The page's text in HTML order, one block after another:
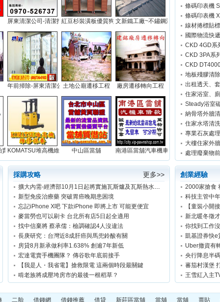
屏東清潔公司-清潔打蠟...紅豆杉裝潢板優質狗屋...文新鐵工廠~不鏽鋼浪板...
年前掃除-屏東清潔公司...土地公廟遷移工程 廠房遷移轉向工程
賣網站...
KOMATSU堆高機維修保養...中山區當舖 南港區當舖汽車機車借款免留車...
條碼印表機
條碼印表機
線材捲標貼
國際物流快遞
CKD 4GD系
CKD 3PA系
CKD
地板殘膠清除
出租透天、
住家浴室、
Steady浴室
納骨塔外牆
住家水塔清洗
專業石灰處理
大樓住家外
處理廢棄物
採購攻略 更多>>
擴大內需-經濟部10月1日起將實施瓦斯爐及瓦斯熱水器「節氣」補助
新型免疫治療藥 突破胃癌晚期患困境
忘記iPhone X吧 下款iPhone 即將上市 可能更便宜
麥當勞也可以刷卡 台北所有店5日起全適用
找中信棄將 蔡承儒：檢調確認4人沒違法
長庚研究：台灣近8成肝癌與馬兜鈴酸有關
房貸8月新承做利率1.638% 創逾7年新低
宏達電賣手機團隊？ 傳谷歌年底前接手
【我是人・我省電】搶救限電 這兩個時段最關鍵
啃老族將成壓垮房市的最後一根稻草？
創業經驗
2000家搶食
科技主管中
新北暖冬徵
凱基證券快e
Uber撤資有
央行降息半
蕃茄村漢堡
王雪紅入主
二胎 借錢網 借錢推薦 借貸 新莊區當舖 當舖 當舖 票貼